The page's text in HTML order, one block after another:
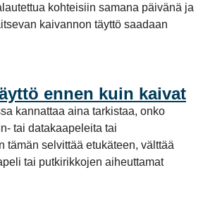
kohteisiin samana päivänä ja
kaivannon täyttö saadaan
ennen kuin kaivat
kannattaa aina tarkistaa, onko
tai datakaapeleita tai
tämän selvittää etukäteen, välttää
tai putkirikkojen aiheuttamat